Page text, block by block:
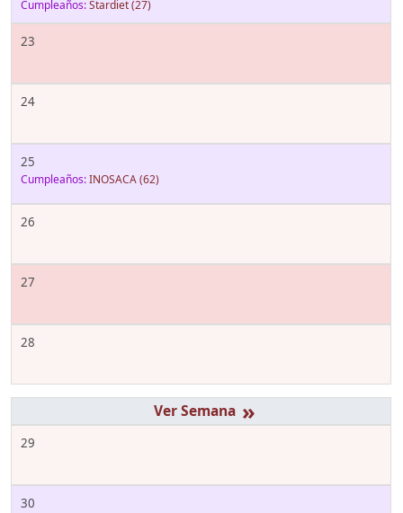
Cumpleaños:Stardiet(27)
23
24
25
Cumpleaños:INOSACA(62)
26
27
28
»
29
30